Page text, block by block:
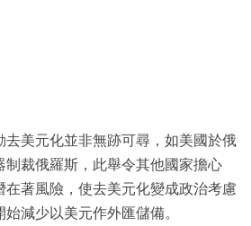
去美元化並非無跡可尋，如美國於俄
制裁俄羅斯，此舉令其他國家擔心
在著風險，使去美元化變成政治考慮
減少以美元作外匯儲備。